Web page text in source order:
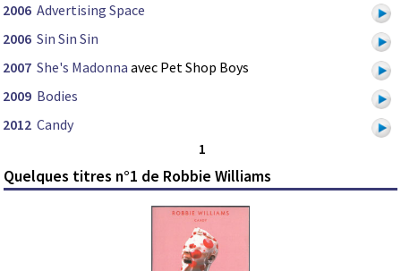
2006 Advertising Space
2006 Sin Sin Sin
2007 She's Madonna avec Pet Shop Boys
2009 Bodies
2012 Candy
1
Quelques titres n°1 de Robbie Williams